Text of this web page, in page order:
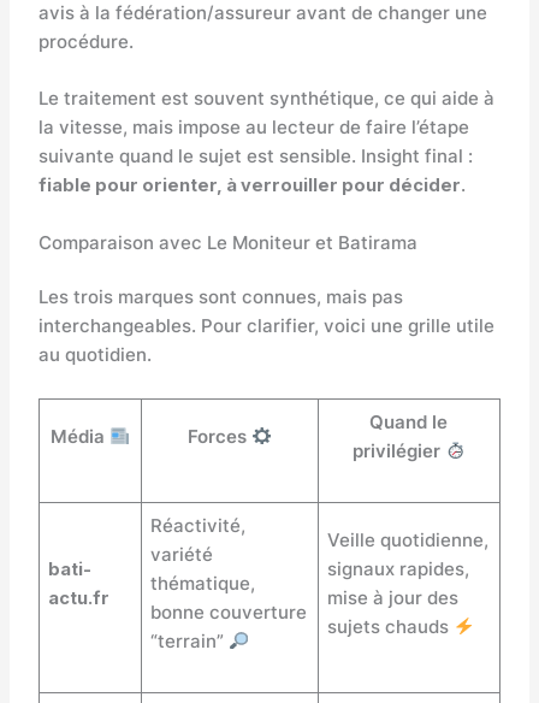
avis à la fédération/assureur avant de changer une
procédure.
Le traitement est souvent synthétique, ce qui aide à
la vitesse, mais impose au lecteur de faire l’étape
suivante quand le sujet est sensible. Insight final :
fiable pour orienter, à verrouiller pour décider.
Comparaison avec Le Moniteur et Batirama
Les trois marques sont connues, mais pas
interchangeables. Pour clarifier, voici une grille utile
au quotidien.
Média Forces
Quand le
privilégier
bati-
actu.fr
Réactivité,
variété
thématique,
bonne couverture
“terrain”
Veille quotidienne,
signaux rapides,
mise à jour des
sujets chauds